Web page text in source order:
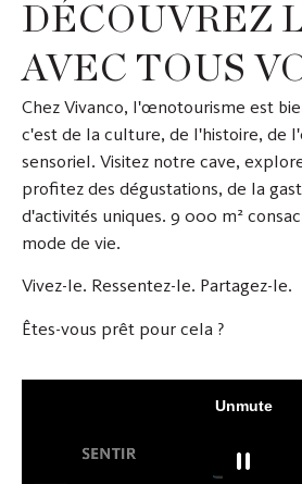
DÉCOUVREZ
AVEC TOUS
Chez Vivanco, l'œnotourisme est
c'est de la culture, de l'histoire, de
sensoriel. Visitez notre cave,
profitez des dégustations, de la
d'activités uniques. 9 000 m²
mode de vie.
Vivez-le. Ressentez-le. Partagez-le.
Êtes-vous prêt pour cela ?